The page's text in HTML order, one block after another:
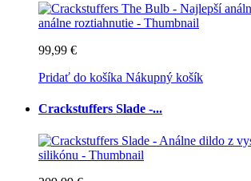
99,99 €
Pridať do košíka Nákupný košík
Crackstuffers Slade -...